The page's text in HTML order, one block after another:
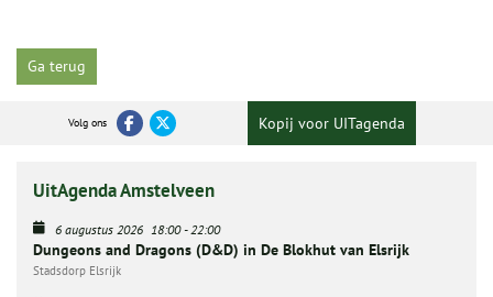
Ga terug
Volg ons Kopij voor UITagenda
UitAgenda Amstelveen
6 augustus 2026 18:00-22:00
Dungeons and Dragons (D&D) in De Blokhut van Elsrijk
Stadsdorp Elsrijk